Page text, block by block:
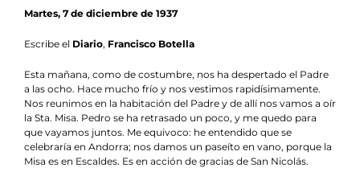
Martes, 7 de diciembre de 1937
Escribe el Diario, Francisco Botella
Esta mañana, como de costumbre, nos ha despertado el Padre
a las ocho. Hace mucho frío y nos vestimos rapidísimamente.
Nos reunimos en la habitación del Padre y de allí nos vamos a oír
la Sta. Misa. Pedro se ha retrasado un poco, y me quedo para
que vayamos juntos. Me equivoco: he entendido que se
celebraría en Andorra; nos damos un paseíto en vano, porque la
Misa es en Escaldes. Es en acción de gracias de San Nicolás.